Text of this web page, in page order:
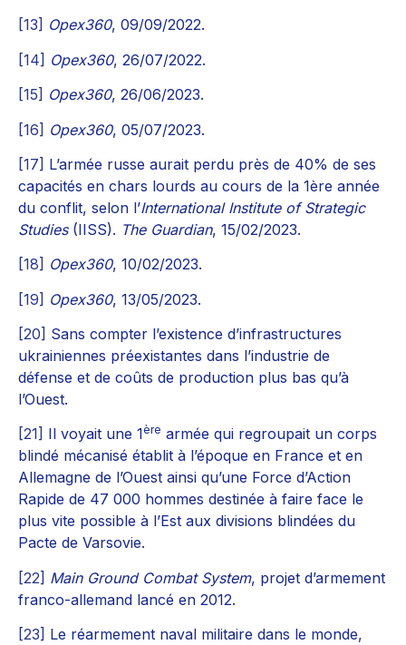
[13] Opex360, 09/09/2022.
[14] Opex360, 26/07/2022.
[15] Opex360, 26/06/2023.
[16] Opex360, 05/07/2023.
[17] L’armée russe aurait perdu près de 40% de ses
capacités en chars lourds au cours de la 1ère année
du conflit, selon l’International Institute of Strategic
Studies (IISS). The Guardian, 15/02/2023.
[18] Opex360, 10/02/2023.
[19] Opex360, 13/05/2023.
[20] Sans compter l’existence d’infrastructures
ukrainiennes préexistantes dans l’industrie de
défense et de coûts de production plus bas qu’à
l’Ouest.
[21] Il voyait une 1ère armée qui regroupait un corps
blindé mécanisé établit à l’époque en France et en
Allemagne de l’Ouest ainsi qu’une Force d’Action
Rapide de 47 000 hommes destinée à faire face le
plus vite possible à l’Est aux divisions blindées du
Pacte de Varsovie.
[22] Main Ground Combat System, projet d’armement
franco-allemand lancé en 2012.
[23] Le réarmement naval militaire dans le monde,